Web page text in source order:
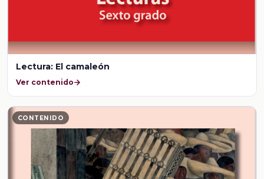
Lectura: El camaleón
Ver contenido
CONTENIDO